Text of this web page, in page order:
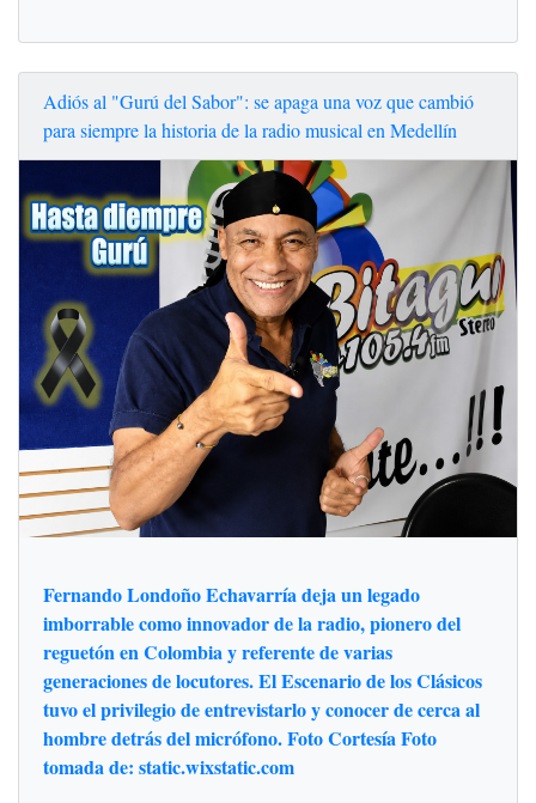
Adiós al "Gurú del Sabor": se apaga una voz que cambió
para siempre la historia de la radio musical en Medellín
Fernando Londoño Echavarría deja un legado
imborrable como innovador de la radio, pionero del
reguetón en Colombia y referente de varias
generaciones de locutores. El Escenario de los Clásicos
tuvo el privilegio de entrevistarlo y conocer de cerca al
hombre detrás del micrófono. Foto Cortesía Foto
tomada de: static.wixstatic.com